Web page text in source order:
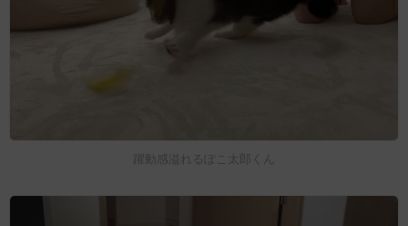
躍動感溢れるぽこ太郎くん